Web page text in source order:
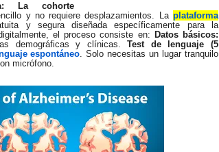
La cohorte
y no requiere desplazamientos. La plataforma
y segura diseñada específicamente para la
el proceso consiste en: Datos básicos:
demográficas y clínicas.Test de lenguaje (5
espontáneo. Solo necesitas un lugar tranquilo
micrófono.